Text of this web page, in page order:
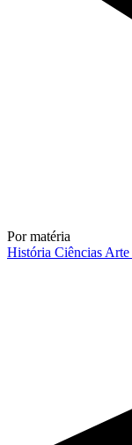
Por matéria
História Ciências Arte